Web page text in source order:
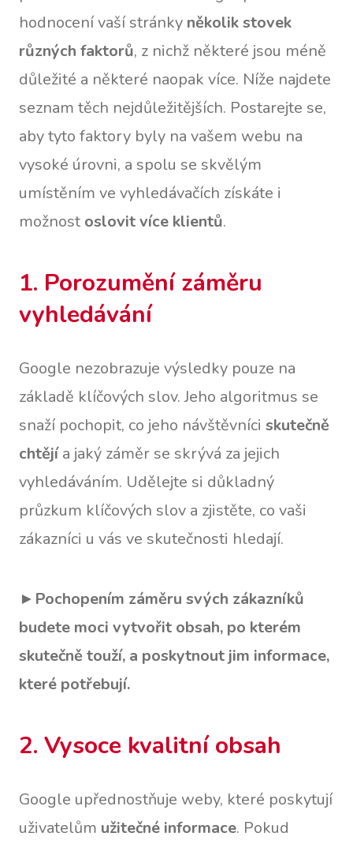
hodnocení vaší stránky několik stovek
různých faktorů, z nichž některé jsou méně
důležité a některé naopak více. Níže najdete
seznam těch nejdůležitějších. Postarejte se,
aby tyto faktory byly na vašem webu na
vysoké úrovni, a spolu se skvělým
umístěním ve vyhledávačích získáte i
možnost oslovit více klientů.
1. Porozumění záměru
vyhledávání
Google nezobrazuje výsledky pouze na
základě klíčových slov. Jeho algoritmus se
snaží pochopit, co jeho návštěvníci skutečně
chtějía jaký záměr se skrývá za jejich
vyhledáváním. Udělejte si důkladný
průzkum klíčových slov a zjistěte, co vaši
zákazníci u vás ve skutečnosti hledají.
► Pochopením záměru svých zákazníků
budete moci vytvořit obsah, po kterém
skutečně touží, a poskytnout jim informace,
které potřebují.
2. Vysoce kvalitní obsah
Google upřednostňuje weby, které poskytují
uživatelům užitečné informace. Pokud